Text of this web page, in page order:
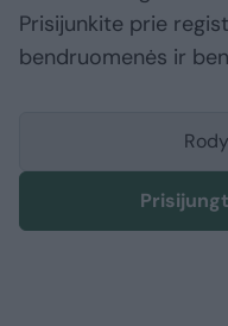
Prisijunkite prie
bendruomenės ir